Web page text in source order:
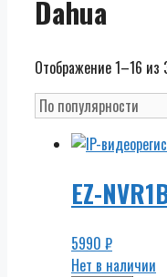
Dahua
Отображение 1–16 из
EZ-
5990 ₽
Нет в наличии